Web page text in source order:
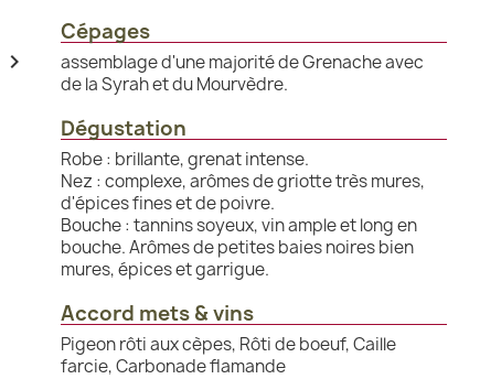

Cépages
assemblage d'une majorité de Grenache avec
de la Syrah et du Mourvèdre.
Dégustation
Robe : brillante, grenat intense.
Nez : complexe, arômes de griotte très mures,
d'épices fines et de poivre.
Bouche : tannins soyeux, vin ample et long en
bouche. Arômes de petites baies noires bien
mures, épices et garrigue.
Accord mets & vins
Pigeon rôti aux cèpes, Rôti de boeuf, Caille
farcie, Carbonade flamande